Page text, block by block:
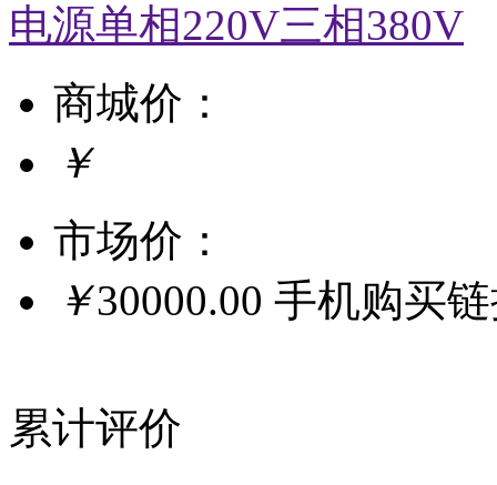
电源单相220V三相380V
商城价：
￥
市场价：
￥30000.00 手机购买
累计评价